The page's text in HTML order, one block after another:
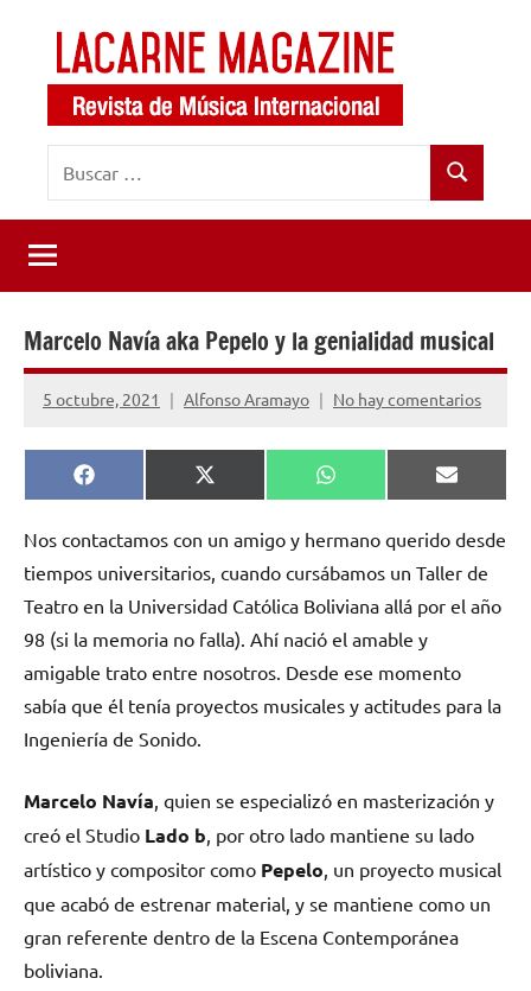
contenido
LaCarne
Magazine
de
música
internacional
Buscar
Marcelo Navía aka Pepelo y la genialidad musical
5 octubre, 2021 Alfonso Aramayo No hay comentarios
Compartir
en
Facebook
Compartir
en
X
(Twitter)
Compartir
en
WhatsApp
en
Email
Nos contactamos con un amigo y hermano querido desde
tiempos universitarios, cuando cursábamos un Taller de
Teatro en la Universidad Católica Boliviana allá por el año
98 (si la memoria no falla). Ahí nació el amable y
amigable trato entre nosotros. Desde ese momento
sabía que él tenía proyectos musicales y actitudes para la
Ingeniería de Sonido.
Marcelo Navía , quien se especializó en masterización y
creó el Studio Lado b , por otro lado mantiene su lado
artístico y compositor como Pepelo , un proyecto musical
que acabó de estrenar material, y se mantiene como un
gran referente dentro de la Escena Contemporánea
boliviana.